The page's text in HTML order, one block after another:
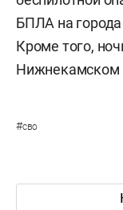
БПЛА на
Кроме того,
Нижнекамском
#сво